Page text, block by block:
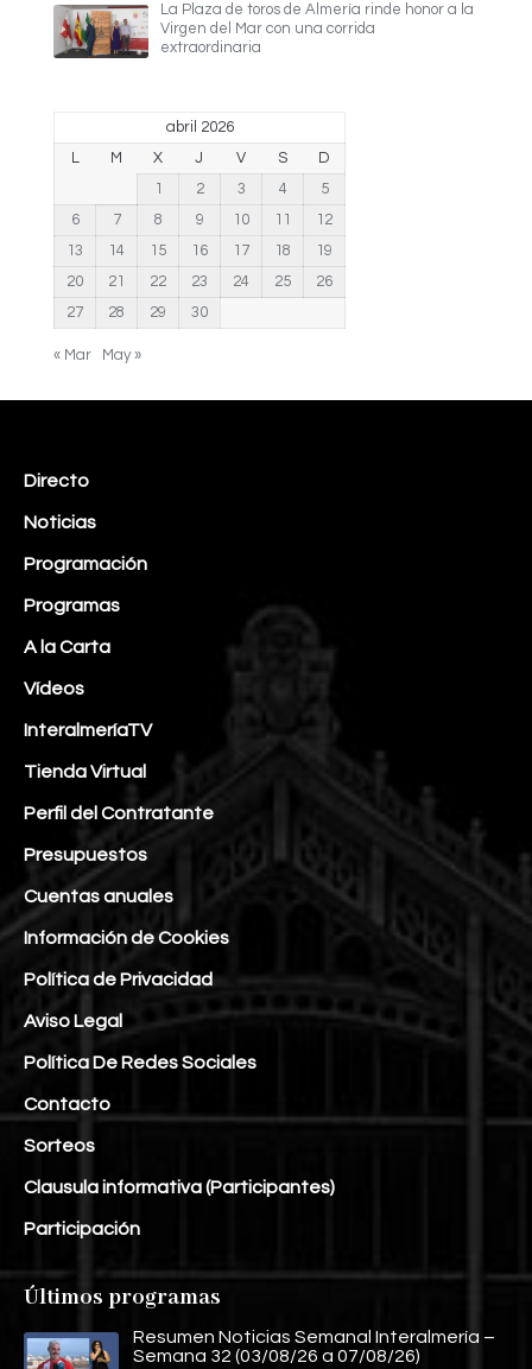
La Plaza de toros de Almería rinde honor a la
Virgen del Mar con una corrida
extraordinaria
abril 2026
L
M X J V S
D
1
2 3 4
5
6
7 8 9 10 11
12
13
14 15 16 17 18
19
20
21 22 23 24 25
26
27
28 29 30
« Mar May »
Directo
Noticias
Programación
Programas
A la Carta
Vídeos
InteralmeríaTV
Tienda Virtual
Perfil del Contratante
Presupuestos
Cuentas anuales
Información de Cookies
Política de Privacidad
Aviso Legal
Política De Redes Sociales
Contacto
Sorteos
Clausula informativa (Participantes)
Participación
Últimos programas
Resumen Noticias Semanal Interalmería –
Semana 32 (03/08/26 a 07/08/26)